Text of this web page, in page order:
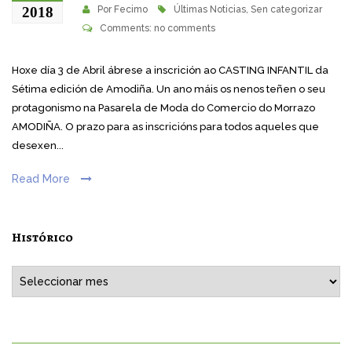
2018 Por Fecimo Últimas Noticias, Sen categorizar
Comments: no comments
Hoxe día 3 de Abril ábrese a inscrición ao CASTING INFANTIL da
Sétima edición de Amodiña. Un ano máis os nenos teñen o seu
protagonismo na Pasarela de Moda do Comercio do Morrazo
AMODIÑA. O prazo para as inscricións para todos aqueles que
desexen...
Read More
Histórico